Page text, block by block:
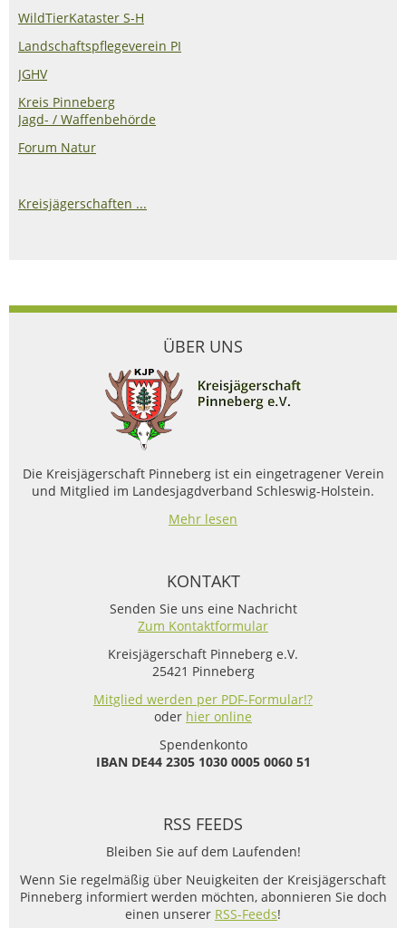
WildTierKataster S-H
Landschaftspflegeverein PI
JGHV
Kreis Pinneberg
Jagd- / Waffenbehörde
Forum Natur
Kreisjägerschaften ...
ÜBER UNS
Die Kreisjägerschaft Pinneberg ist ein eingetragener Verein
und Mitglied im Landesjagdverband Schleswig-Holstein.
Mehr lesen
KONTAKT
Senden Sie uns eine Nachricht
Zum Kontaktformular
Kreisjägerschaft Pinneberg e.V.
25421 Pinneberg
Mitglied werden per PDF-Formular!?
oder hier online
Spendenkonto
IBAN DE44 2305 1030 0005 0060 51
RSS FEEDS
Bleiben Sie auf dem Laufenden!
Wenn Sie regelmäßig über Neuigkeiten der Kreisjägerschaft
Pinneberg informiert werden möchten, abonnieren Sie doch
einen unserer RSS-Feeds!